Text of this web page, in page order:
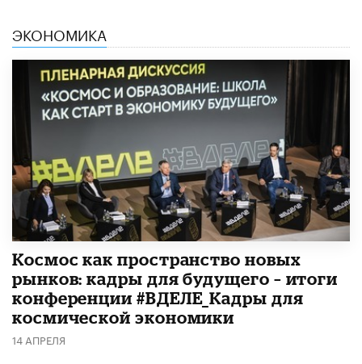
ЭКОНОМИКА
Космос как пространство новых
рынков: кадры для будущего – итоги
конференции #ВДЕЛЕ_Кадры для
космической экономики
14 АПРЕЛЯ